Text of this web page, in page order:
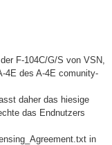
F-104C/G/S von VSN,
4E des A-4E comunity-
daher das hiesige
das Endnutzers
in